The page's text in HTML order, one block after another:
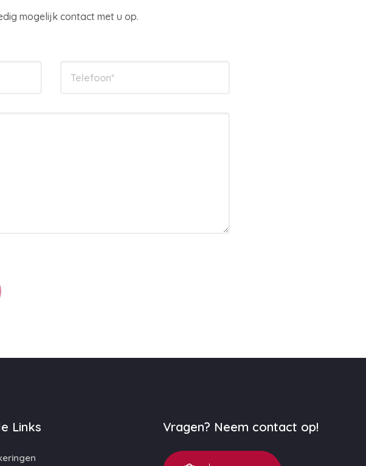
mogelijk contact met u op.
Links Vragen? Neem contact op!